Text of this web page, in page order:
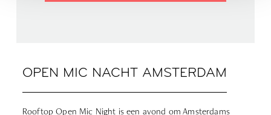
OPEN MIC NACHT AMSTERDAM
Rooftop Open Mic Night is een avond om Amsterdams